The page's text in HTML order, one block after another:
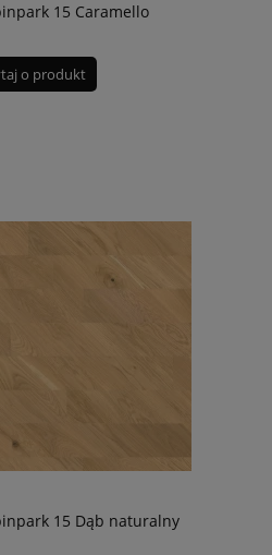
15 Caramello
o produkt
15 Dąb naturalny